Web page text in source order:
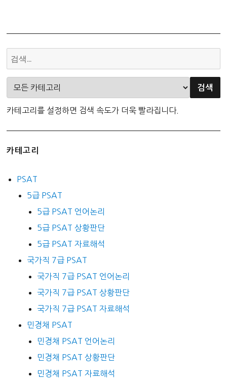
카테고리를 설정하면 검색 속도가 더욱 빨라집니다.
카테고리
PSAT
5급 PSAT
5급 PSAT 언어논리
5급 PSAT 상황판단
5급 PSAT 자료해석
국가직 7급 PSAT
국가직 7급 PSAT 언어논리
국가직 7급 PSAT 상황판단
국가직 7급 PSAT 자료해석
민경채 PSAT
민경채 PSAT 언어논리
민경채 PSAT 상황판단
민경채 PSAT 자료해석